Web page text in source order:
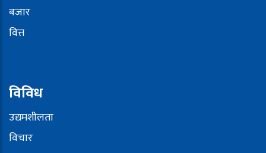
बजार
वित्त
विविध
उद्यमशीलता
विचार